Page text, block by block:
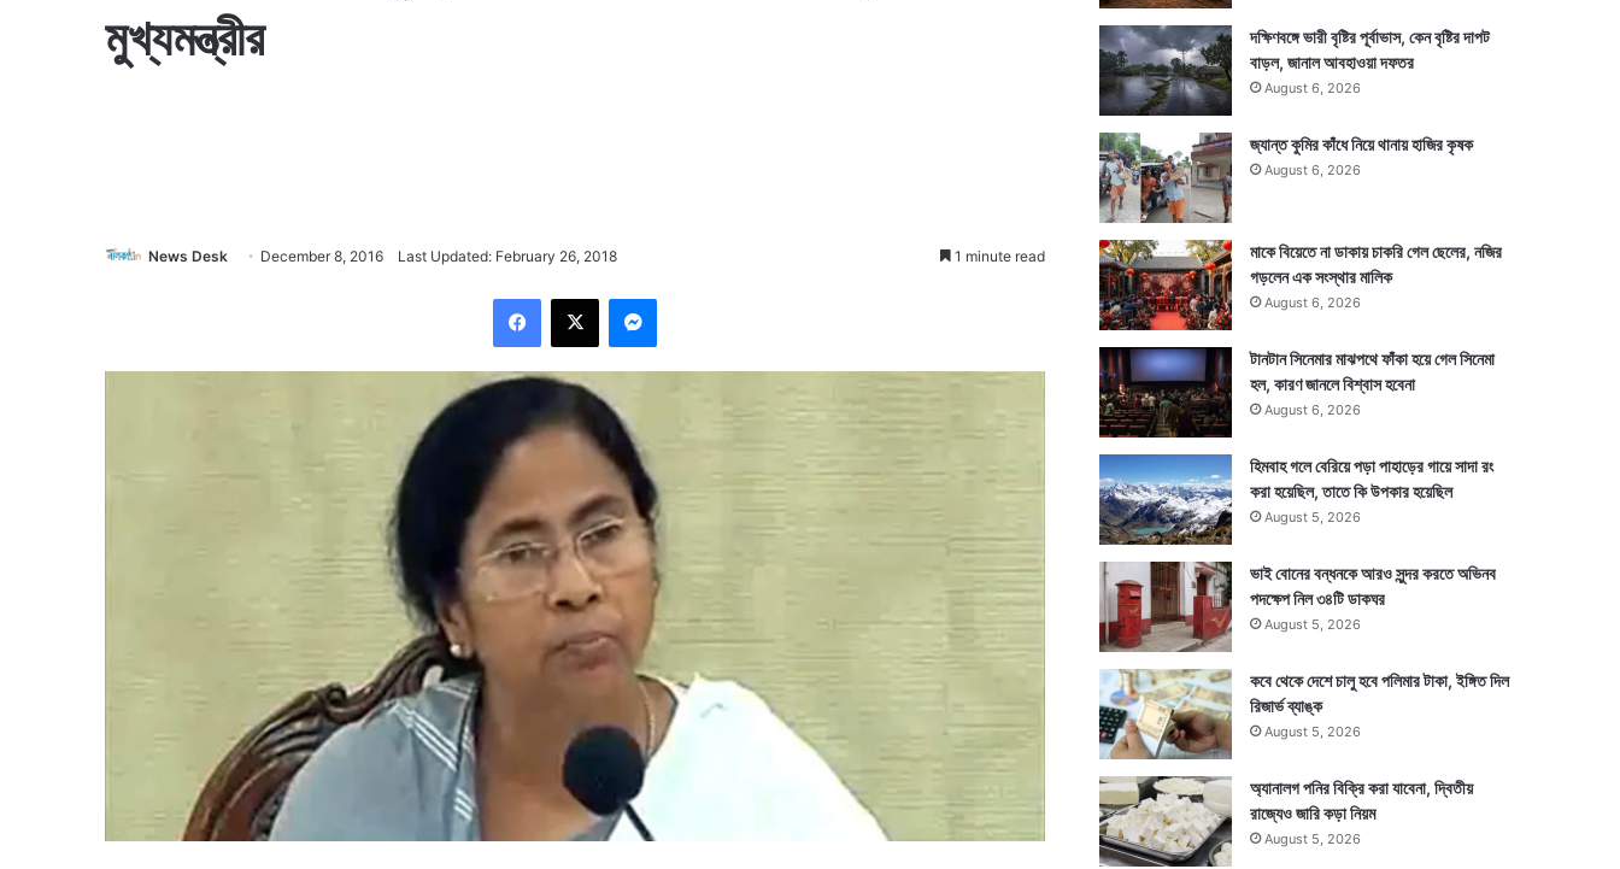
মুখ্যমন্ত্রীর
News Desk December 8, 2016 Last Updated: February 26, 2018 1 minute read
দক্ষিণবঙ্গে ভারী বৃষ্টির পূর্বাভাস, কেন বৃষ্টির দাপট
বাড়ল, জানাল আবহাওয়া দফতর
August 6, 2026
জ্যান্ত কুমির কাঁধে নিয়ে থানায় হাজির কৃষক
August 6, 2026
মাকে বিয়েতে না ডাকায় চাকরি গেল ছেলের, নজির
গড়লেন এক সংস্থার মালিক
August 6, 2026
টানটান সিনেমার মাঝপথে ফাঁকা হয়ে গেল সিনেমা
হল, কারণ জানলে বিশ্বাস হবেনা
August 6, 2026
হিমবাহ গলে বেরিয়ে পড়া পাহাড়ের গায়ে সাদা রং
করা হয়েছিল, তাতে কি উপকার হয়েছিল
August 5, 2026
ভাই বোনের বন্ধনকে আরও সুন্দর করতে অভিনব
পদক্ষেপ নিল ৩৪টি ডাকঘর
August 5, 2026
কবে থেকে দেশে চালু হবে পলিমার টাকা, ইঙ্গিত দিল
রিজার্ভ ব্যাঙ্ক
August 5, 2026
অ্যানালগ পনির বিক্রি করা যাবেনা, দ্বিতীয়
রাজ্যেও জারি কড়া নিয়ম
August 5, 2026